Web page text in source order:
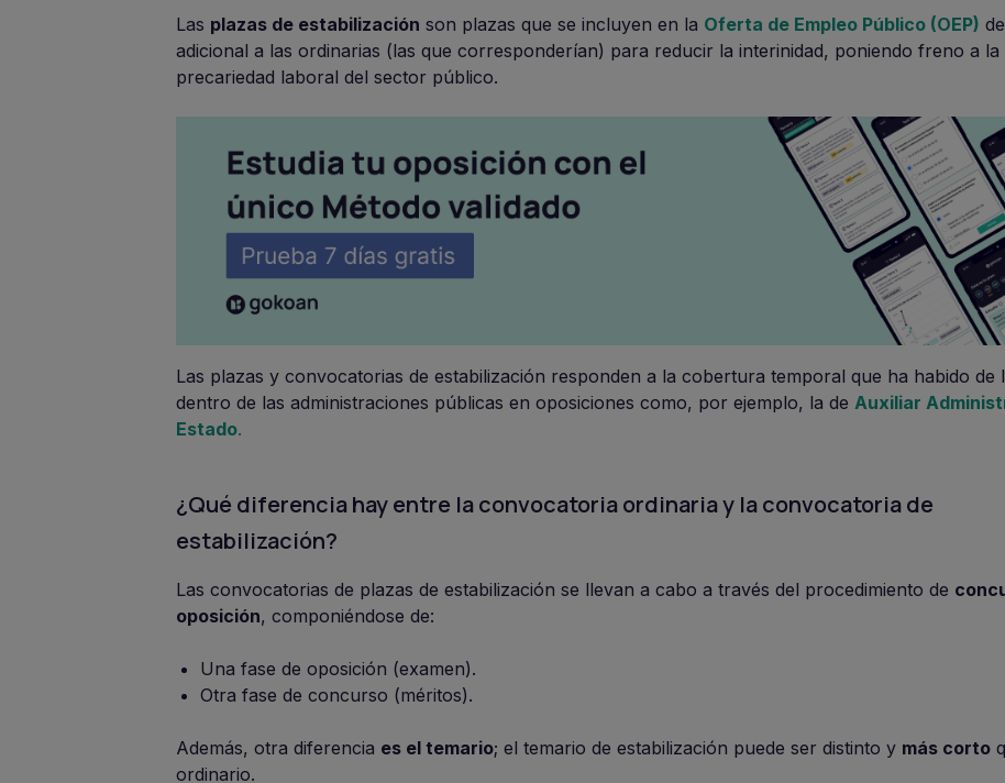
Las plazas de estabilización son plazas que se incluyen en la Oferta de Empleo Público (OEP)
adicional a las ordinarias (las que corresponderían) para reducir la interinidad, poniendo freno a la
precariedad laboral del sector público.
Las plazas y convocatorias de estabilización responden a la cobertura temporal que ha habido de
dentro de las administraciones públicas en oposiciones como, por ejemplo, la de Auxiliar
Estado.
¿Qué diferencia hay entre la convocatoria ordinaria y la convocatoria de
estabilización?
Las convocatorias de plazas de estabilización se llevan a cabo a través del procedimiento de
oposición, componiéndose de:
Una fase de oposición (examen).
Otra fase de concurso (méritos).
Además, otra diferencia es el temario; el temario de estabilización puede ser distinto y más corto
ordinario.